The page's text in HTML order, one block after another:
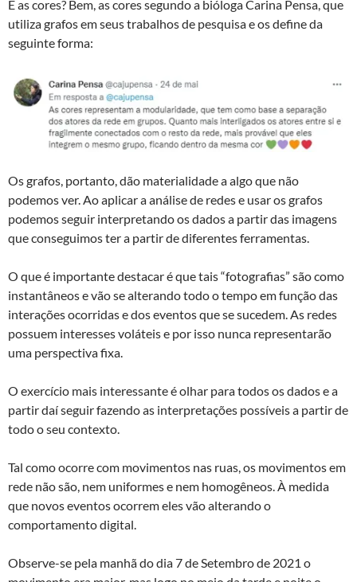
E as cores? Bem, as cores segundo a bióloga Carina Pensa, que
utiliza grafos em seus trabalhos de pesquisa e os define da
seguinte forma:
Os grafos, portanto, dão materialidade a algo que não
podemos ver. Ao aplicar a análise de redes e usar os grafos
podemos seguir interpretando os dados a partir das imagens
que conseguimos ter a partir de diferentes ferramentas.
O que é importante destacar é que tais “fotografias” são como
instantâneos e vão se alterando todo o tempo em função das
interações ocorridas e dos eventos que se sucedem. As redes
possuem interesses voláteis e por isso nunca representarão
uma perspectiva fixa.
O exercício mais interessante é olhar para todos os dados e a
partir daí seguir fazendo as interpretações possíveis a partir de
todo o seu contexto.
Tal como ocorre com movimentos nas ruas, os movimentos em
rede não são, nem uniformes e nem homogêneos. À medida
que novos eventos ocorrem eles vão alterando o
comportamento digital.
Observe-se pela manhã do dia 7 de Setembro de 2021 o